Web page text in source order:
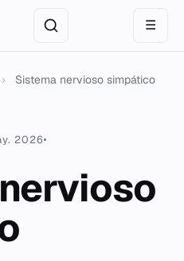
☰
› Sistema nervioso simpático
2026